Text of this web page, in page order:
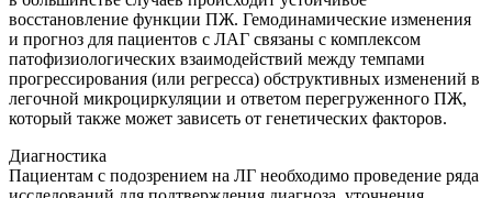
восстановление функции ПЖ. Гемодинамические изменения
и прогноз для пациентов с ЛАГ связаны с комплексом
патофизиологических взаимодействий между темпами
прогрессирования (или регресса) обструктивных изменений в
легочной микроциркуляции и ответом перегруженного ПЖ,
который также может зависеть от генетических факторов.
Диагностика
Пациентам с подозрением на ЛГ необходимо проведение ряда